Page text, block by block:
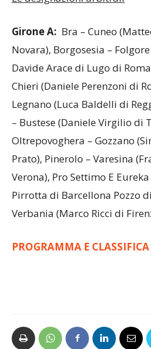
Girone A:Bra – Cuneo
Novara), Borgosesia –
Davide Arace di Lugo di
Chieri (Daniele Perenzoni di
Legnano (Luca Baldelli di
– Bustese (Daniele Virgilio di
Oltrepovoghera – Gozzano
Prato), Pinerolo – Varesina
Verona), Pro Settimo E Eureka
Pirrotta di Barcellona Pozzo di